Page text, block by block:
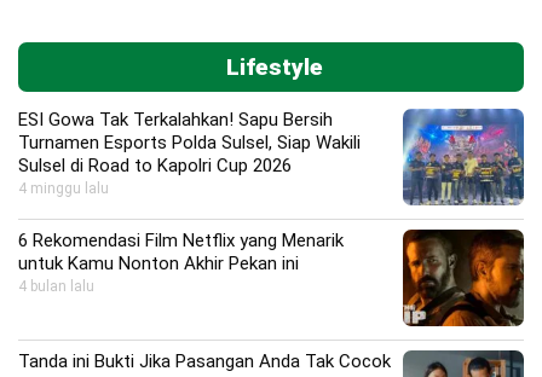
Lifestyle
ESI Gowa Tak Terkalahkan! Sapu Bersih
Turnamen Esports Polda Sulsel, Siap Wakili
Sulsel di Road to Kapolri Cup 2026
4 minggu lalu
6 Rekomendasi Film Netflix yang Menarik
untuk Kamu Nonton Akhir Pekan ini
4 bulan lalu
Tanda ini Bukti Jika Pasangan Anda Tak Cocok